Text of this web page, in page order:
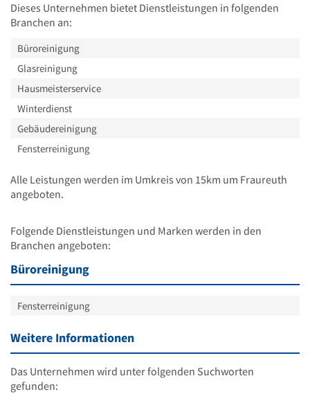
Dieses Unternehmen bietet Dienstleistungen in folgenden
Branchen an:
Büroreinigung
Glasreinigung
Hausmeisterservice
Winterdienst
Gebäudereinigung
Fensterreinigung
Alle Leistungen werden im Umkreis von 15km um Fraureuth
angeboten.
Folgende Dienstleistungen und Marken werden in den
Branchen angeboten:
Büroreinigung
Fensterreinigung
Weitere Informationen
Das Unternehmen wird unter folgenden Suchworten
gefunden: